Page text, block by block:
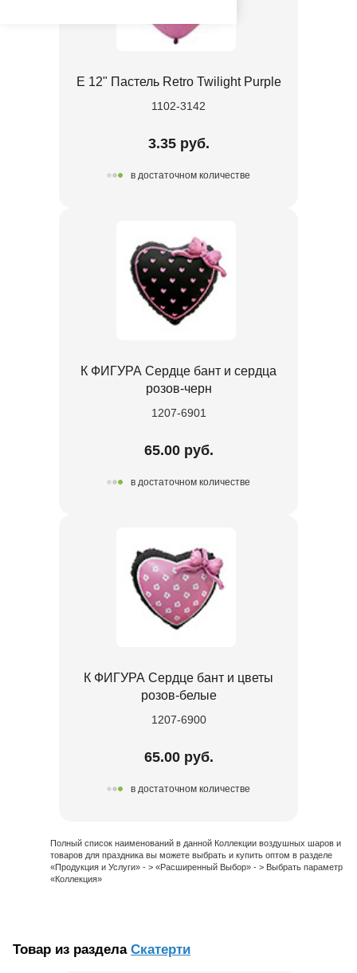
Е 12" Пастель Retro Twilight Purple
1102-3142
3.35 руб.
в достаточном количестве
К ФИГУРА Сердце бант и сердца
розов-черн
1207-6901
65.00 руб.
в достаточном количестве
К ФИГУРА Сердце бант и цветы
розов-белые
1207-6900
65.00 руб.
в достаточном количестве
Полный список наименований в данной Коллекции воздушных шаров и
товаров для праздника вы можете выбрать и купить оптом в разделе
«Продукция и Услуги» - > «Расширенный Выбор» - > Выбрать параметр
«Коллекция»
Товар из раздела Скатерти